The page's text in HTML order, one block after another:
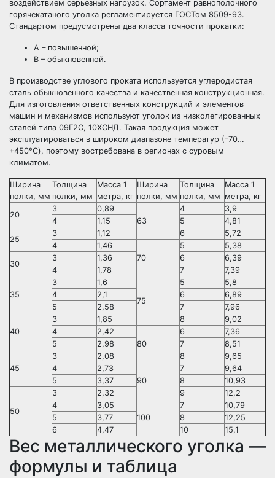
воздействием серьезных нагрузок. Сортамент равнополочного
горячекатаного уголка регламентируется ГОСТом 8509-93.
Стандартом предусмотрены два класса точности прокатки:
А – повышенной;
В – обыкновенной.
В производстве углового проката используется углеродистая
сталь обыкновенного качества и качественная конструкционная.
Для изготовления ответственных конструкций и элементов
машин и механизмов используют уголок из низколегированных
сталей типа 09Г2С, 10ХСНД. Такая продукция может
эксплуатироваться в широком диапазоне температур (-70…
+450°C), поэтому востребована в регионах с суровым
климатом.
Ширина
полки, мм
Толщина
полки, мм
Масса 1
метра, кг
Ширина
полки, мм
Толщина
полки, мм
Масса 1
метра, кг
20
3
0,89
63
4
3,9
4
1,15 5
4,81
25
3 1,12 6
5,72
4
1,46
70
5
5,38
30
3 1,36 6
6,39
4
1,78 7 7,39
35
3
1,6
75
5
5,8
4
2,1 6
6,89
5
2,58 7 7,96
40
3 1,85 8
9,02
4
2,42
80
6
7,36
5
2,98 7 8,51
45
3 2,08 8
9,65
4
2,73
90
7
9,64
5
3,37 8 10,93
50
3 2,32 9
12,2
4
3,05
100
7
10,79
5
3,77 8
12,25
6
4,47 10 15,1
Вес металлического уголка —
формулы и таблица